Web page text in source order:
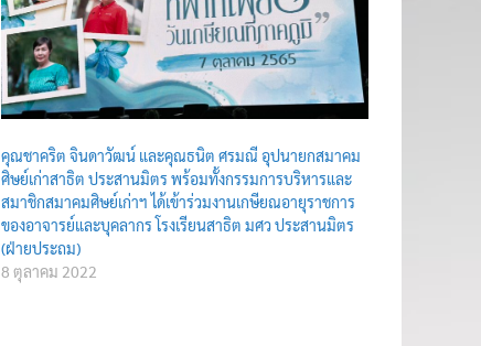
คุณชาคริต จินดาวัฒน์ และคุณธนิต ศรมณี อุปนายกสมาคม
ศิษย์เก่าสาธิต ประสานมิตร พร้อมทั้งกรรมการบริหารและ
สมาชิกสมาคมศิษย์เก่าฯ ได้เข้าร่วมงานเกษียณอายุราชการ
ของอาจารย์และบุคลากร โรงเรียนสาธิต มศว ประสานมิตร
(ฝ่ายประถม)
8 ตุลาคม 2022